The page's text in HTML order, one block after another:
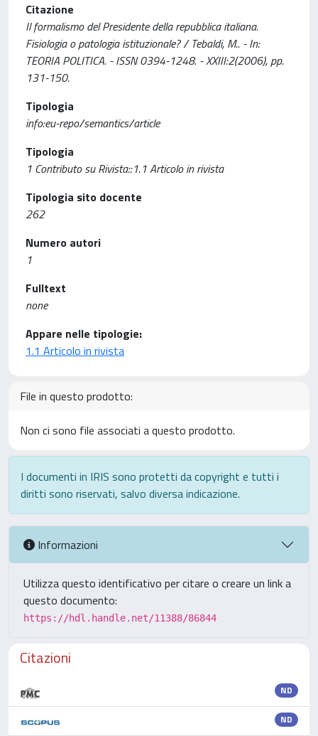
Citazione
Il formalismo del Presidente della repubblica italiana.
Fisiologia o patologia istituzionale? / Tebaldi, M.. - In:
TEORIA POLITICA. - ISSN 0394-1248. - XXIII:2(2006), pp.
131-150.
Tipologia
info:eu-repo/semantics/article
Tipologia
1 Contributo su Rivista::1.1 Articolo in rivista
Tipologia sito docente
262
Numero autori
1
Fulltext
none
Appare nelle tipologie:
1.1 Articolo in rivista
File in questo prodotto:
Non ci sono file associati a questo prodotto.
I documenti in IRIS sono protetti da copyright e tutti i
diritti sono riservati, salvo diversa indicazione.
Informazioni
Utilizza questo identificativo per citare o creare un link a
questo documento:
https://hdl.handle.net/11388/86844
Citazioni
ND
ND